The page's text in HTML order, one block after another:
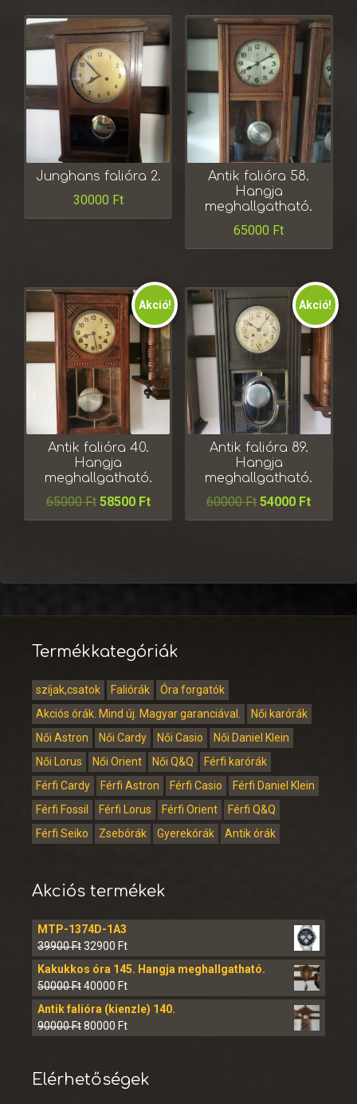
Junghans falióra 2.
30000 Ft
Antik falióra 58.
Hangja
meghallgatható.
65000 Ft
Akció!
Antik falióra 40.
Hangja
meghallgatható.
65000Ft 58500 Ft
Akció!
Antik falióra 89.
Hangja
meghallgatható.
60000Ft 54000 Ft
Termékkategóriák
szíjak,csatok Faliórák
Óra forgatók
Akciós órák. Mind új. Magyar garanciával.
Női karórák
Női Astron
Női Cardy Női Casio
Női Daniel Klein
Női Lorus
Női Orient Női Q&Q
Férfi karórák
Férfi Cardy
Férfi Astron Férfi Casio
Férfi Daniel Klein
Férfi Fossil
Férfi Lorus Férfi Orient
Férfi Q&Q
Férfi Seiko
Zsebórák Gyerekórák Antik órák
Akciós termékek
MTP-1374D-1A3
39900Ft32900 Ft
Kakukkos óra 145. Hangja meghallgatható.
50000Ft40000 Ft
Antik falióra (kienzle) 140.
90000Ft80000 Ft
Elérhetőségek